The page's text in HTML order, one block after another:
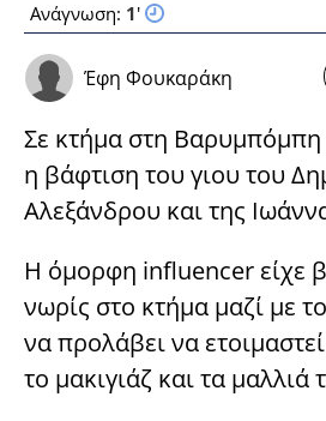
Ανάγνωση: 1'
Έφη Φουκαράκη
Σε κτήμα στη Βαρυμπόμπη
η βάφτιση του γιου του
Αλεξάνδρου και της
Η όμορφη influencer είχε
νωρίς στο κτήμα μαζί με
να προλάβει να
το μακιγιάζ και τα μαλλιά